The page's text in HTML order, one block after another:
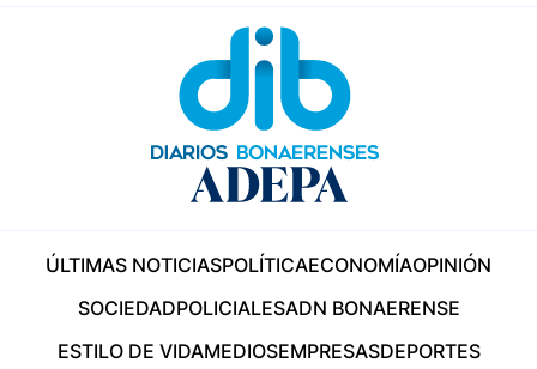
ÚLTIMAS NOTICIASPOLÍTICAECONOMÍAOPINIÓN
SOCIEDADPOLICIALESADN BONAERENSE
ESTILO DE VIDAMEDIOSEMPRESASDEPORTES